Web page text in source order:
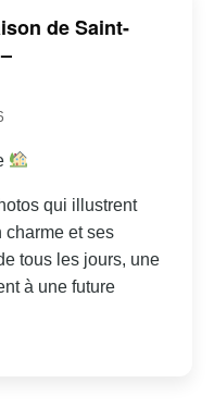
de Saint-
qui illustrent
charme et ses
tous les jours, une
à une future